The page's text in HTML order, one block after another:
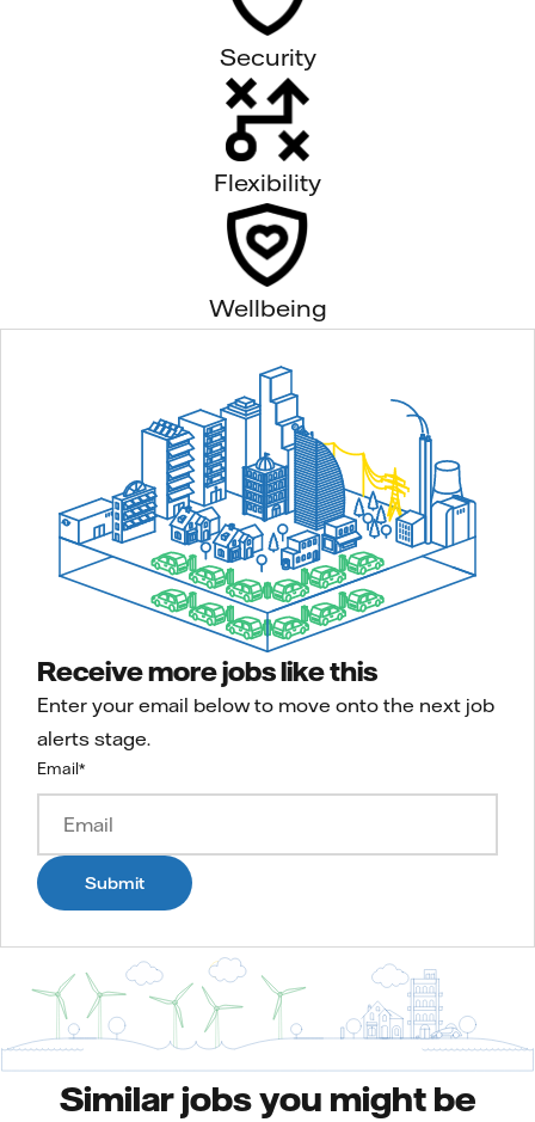
Security
Flexibility
Wellbeing
Receive more jobs like this
Enter your email below to move onto the next job
alerts stage.
Email*
Submit
Similar jobs you might be